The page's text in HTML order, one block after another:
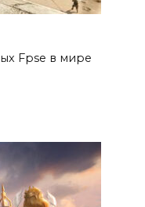
Fpse в мире